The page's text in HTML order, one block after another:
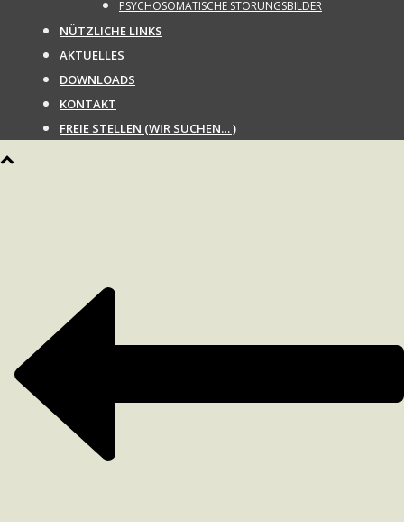
PSYCHOSOMATISCHE STÖRUNGSBILDER
NÜTZLICHE LINKS
AKTUELLES
DOWNLOADS
KONTAKT
FREIE STELLEN (WIR SUCHEN… )